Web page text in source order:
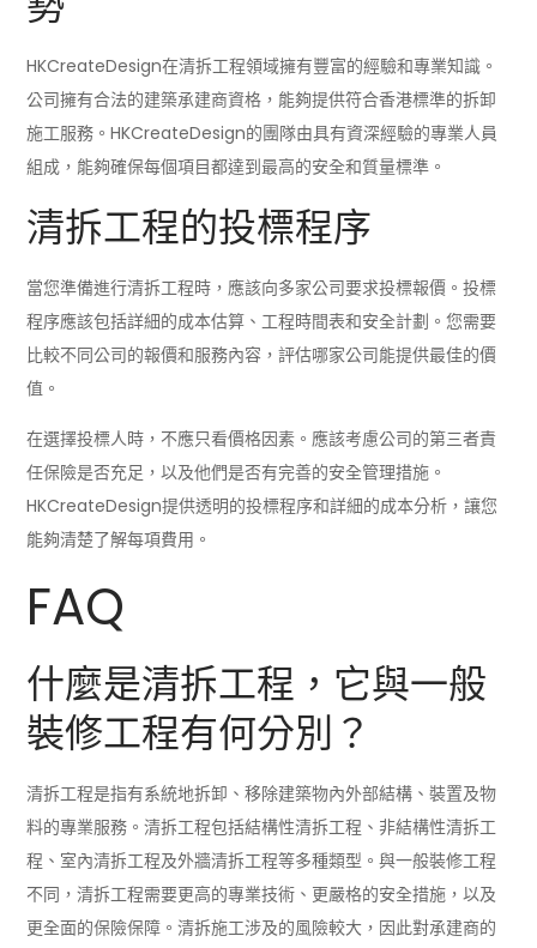
HKCreateDesign在清拆工程領域擁有豐富的經驗和專業知識。
公司擁有合法的建築承建商資格，能夠提供符合香港標準的拆卸
施工服務。HKCreateDesign的團隊由具有資深經驗的專業人員
組成，能夠確保每個項目都達到最高的安全和質量標準。
清拆工程的投標程序
當您準備進行清拆工程時，應該向多家公司要求投標報價。投標
程序應該包括詳細的成本估算、工程時間表和安全計劃。您需要
比較不同公司的報價和服務內容，評估哪家公司能提供最佳的價
值。
在選擇投標人時，不應只看價格因素。應該考慮公司的第三者責
任保險是否充足，以及他們是否有完善的安全管理措施。
HKCreateDesign提供透明的投標程序和詳細的成本分析，讓您
能夠清楚了解每項費用。
FAQ
什麼是清拆工程，它與一般
裝修工程有何分別？
清拆工程是指有系統地拆卸、移除建築物內外部結構、裝置及物
料的專業服務。清拆工程包括結構性清拆工程、非結構性清拆工
程、室內清拆工程及外牆清拆工程等多種類型。與一般裝修工程
不同，清拆工程需要更高的專業技術、更嚴格的安全措施，以及
更全面的保險保障。清拆施工涉及的風險較大，因此對承建商的